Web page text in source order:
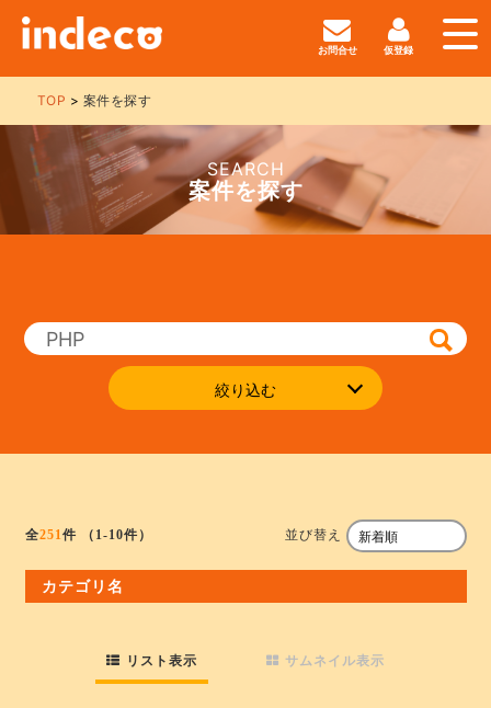
お問合せ 仮登録
TOP 案件を探す
SEARCH
案件を探す
絞り込む
全251件 （1-10件） 並び替え
カテゴリ名
リスト表示 サムネイル表示